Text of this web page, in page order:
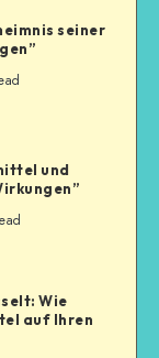
seiner
und
Wie
auf Ihren